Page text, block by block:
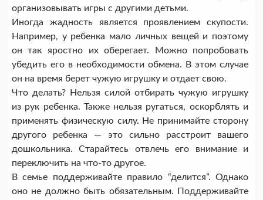
организовывать игры с другими детьми.
Иногда жадность является проявлением скупости.
Например, у ребенка мало личных вещей и поэтому
он так яростно их оберегает. Можно попробовать
убедить его в необходимости обмена. В этом случае
он на время берет чужую игрушку и отдает свою.
Что делать? Нельзя силой отбирать чужую игрушку
из рук ребенка. Также нельзя ругаться, оскорблять и
применять физическую силу. Не принимайте сторону
другого ребенка — это сильно расстроит вашего
дошкольника. Старайтесь отвлечь его внимание и
переключить на что-то другое.
В семье поддерживайте правило “делится”. Однако
оно не должно быть обязательным. Поддерживайте